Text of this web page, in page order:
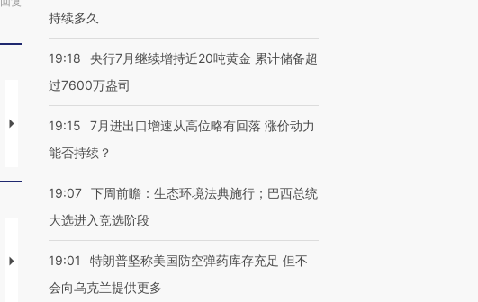
马航飞行员跨国走私7万
视线｜被称为“蟑螂”的印
视线｜“入侵”还是“人道危
【推广】走进第四届链博
会，让数智科技“链”接产
【特别呈现】寻找100种
有意思的生活方式·第三对
【商旅对话】华住集团
持续多久
19:18
央行7月继续增持近20吨黄金 累计储备超
过7600万盎司
19:15
7月进出口增速从高位略有回落 涨价动力
能否持续？
19:07 下周前瞻：生态环境法典施行；巴西总统
大选进入竞选阶段
19:01
特朗普坚称美国防空弹药库存充足 但不
会向乌克兰提供更多